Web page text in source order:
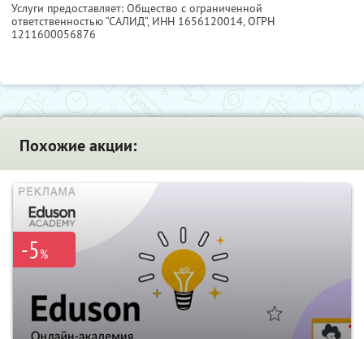
Услуги предоставляет: Общество с ограниченной
ответственностью “САЛИД”, ИНН 1656120014, ОГРН
1211600056876
Похожие акции:
-5%